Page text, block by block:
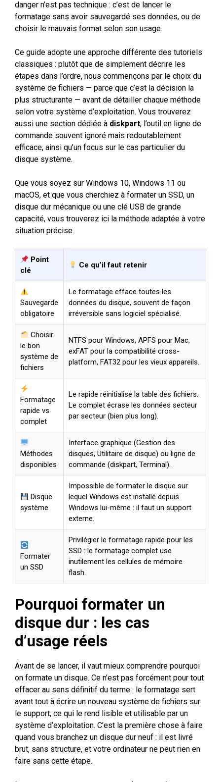
danger n’est pas technique : c’est de lancer le
formatage sans avoir sauvegardé ses données, ou de
choisir le mauvais format selon son usage.
Ce guide adopte une approche différente des tutoriels
classiques : plutôt que de simplement décrire les
étapes dans l’ordre, nous commençons par le choix du
système de fichiers — parce que c’est la décision la
plus structurante — avant de détailler chaque méthode
selon votre système d’exploitation. Vous trouverez
aussi une section dédiée à diskpart, l’outil en ligne de
commande souvent ignoré mais redoutablement
efficace, ainsi qu’un focus sur le cas particulier du
disque système.
Que vous soyez sur Windows 10, Windows 11 ou
macOS, et que vous cherchiez à formater un SSD, un
disque dur mécanique ou une clé USB de grande
capacité, vous trouverez ici la méthode adaptée à votre
situation précise.
Point
clé
Ce qu’il faut retenir
Sauvegarde
obligatoire
Le formatage efface toutes les
données du disque, souvent de façon
irréversible sans logiciel spécialisé.
Choisir
le bon
système de
fichiers
NTFS pour Windows, APFS pour Mac,
exFAT pour la compatibilité cross-
platform, FAT32 pour les vieux appareils.
Formatage
rapide vs
complet
Le rapide réinitialise la table des fichiers.
Le complet écrase les données secteur
par secteur (bien plus long).
Méthodes
disponibles
Interface graphique (Gestion des
disques, Utilitaire de disque) ou ligne de
commande (diskpart, Terminal).
Disque
système
Impossible de formater le disque sur
lequel Windows est installé depuis
Windows lui-même : il faut un support
externe.
Formater
un SSD
Privilégier le formatage rapide pour les
SSD : le formatage complet use
inutilement les cellules de mémoire
flash.
Pourquoi formater un
disque dur : les cas
d’usage réels
Avant de se lancer, il vaut mieux comprendre pourquoi
on formate un disque. Ce n’est pas forcément pour tout
effacer au sens définitif du terme : le formatage sert
avant tout à écrire un nouveau système de fichiers sur
le support, ce qui le rend lisible et utilisable par un
système d’exploitation. C’est la première chose à faire
quand vous branchez un disque dur neuf : il est livré
brut, sans structure, et votre ordinateur ne peut rien en
faire sans cette étape.